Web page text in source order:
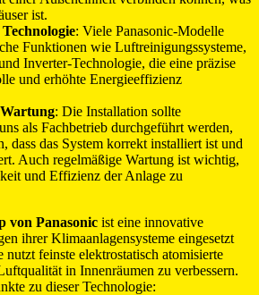
ist.
: Viele Panasonic-Modelle
Funktionen wie Luftreinigungssysteme,
Inverter-Technologie, die eine präzise
und erhöhte Energieeffizienz
: Die Installation sollte
als Fachbetrieb durchgeführt werden,
dass das System korrekt installiert ist und
Auch regelmäßige Wartung ist wichtig,
und Effizienz der Anlage zu
von Panasonic ist eine innovative
ihrer Klimaanlagensysteme eingesetzt
feinste elektrostatisch atomisierte
in Innenräumen zu verbessern.
zu dieser Technologie: